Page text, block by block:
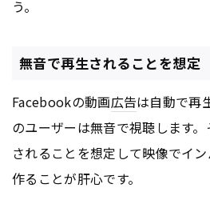
う。
無音で再生されることを想定
Facebookの動画広告は自動で再
のユーザーは無音で視聴します
されることを想定して映像でイ
作ることが肝心です。